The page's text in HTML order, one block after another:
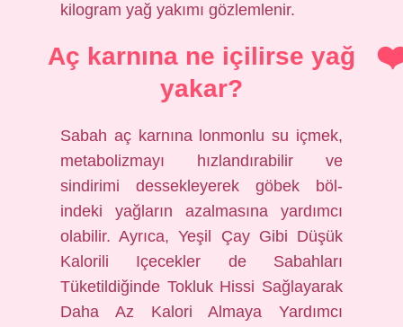
kilogram yağ yakımı gözlemlenir.
Aç karnına ne içilirse yağ
yakar?
Sabah aç karnına lonmonlu su içmek,
metabolizmayı hızlandırabilir ve
sindirimi dessekleyerek göbek böl-
indeki yağların azalmasına yardımcı
olabilir. Ayrıca, Yeşil Çay Gibi Düşük
Kalorili Içecekler de Sabahları
Tüketildiğinde Tokluk Hissi Sağlayarak
Daha Az Kalori Almaya Yardımcı